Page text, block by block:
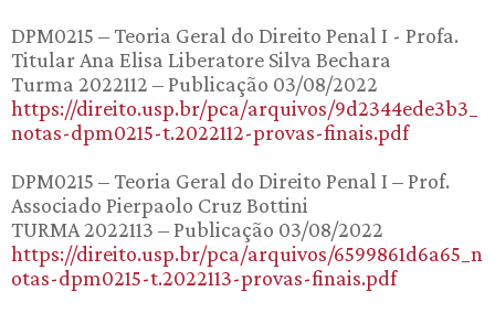
DPM0215 – Teoria Geral do Direito Penal I - Profa.
Titular Ana Elisa Liberatore Silva Bechara
Turma 2022112 – Publicação 03/08/2022
https://direito.usp.br/pca/arquivos/9d2344ede3b3_
notas-dpm0215-t.2022112-provas-finais.pdf
DPM0215 – Teoria Geral do Direito Penal I – Prof.
Associado Pierpaolo Cruz Bottini
TURMA 2022113 – Publicação 03/08/2022
https://direito.usp.br/pca/arquivos/6599861d6a65_n
otas-dpm0215-t.2022113-provas-finais.pdf